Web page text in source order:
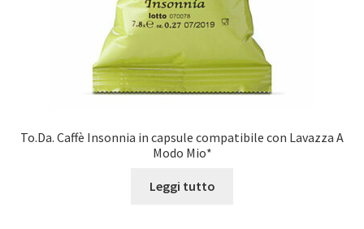
To.Da. Caffè Insonnia in capsule compatibile con Lavazza A
Modo Mio*
Leggi tutto